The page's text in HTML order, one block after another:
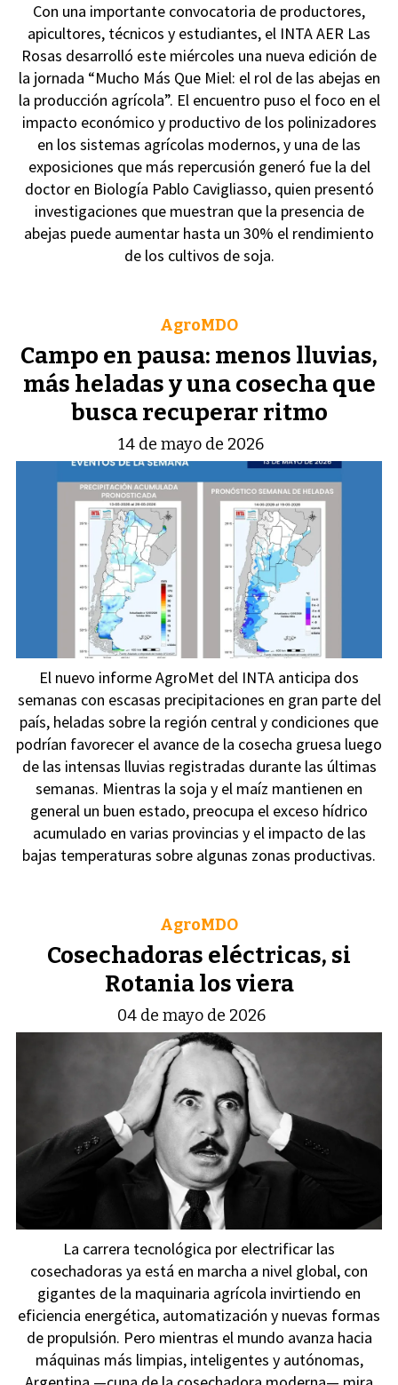
Con una importante convocatoria de productores,
apicultores, técnicos y estudiantes, el INTA AER Las
Rosas desarrolló este miércoles una nueva edición de
la jornada “Mucho Más Que Miel: el rol de las abejas en
la producción agrícola”. El encuentro puso el foco en el
impacto económico y productivo de los polinizadores
en los sistemas agrícolas modernos, y una de las
exposiciones que más repercusión generó fue la del
doctor en Biología Pablo Cavigliasso, quien presentó
investigaciones que muestran que la presencia de
abejas puede aumentar hasta un 30% el rendimiento
de los cultivos de soja.
Campo en pausa: menos lluvias,
más heladas y una cosecha que
busca recuperar ritmo
AgroMDO
14 de mayo de 2026
El nuevo informe AgroMet del INTA anticipa dos
semanas con escasas precipitaciones en gran parte del
país, heladas sobre la región central y condiciones que
podrían favorecer el avance de la cosecha gruesa luego
de las intensas lluvias registradas durante las últimas
semanas. Mientras la soja y el maíz mantienen en
general un buen estado, preocupa el exceso hídrico
acumulado en varias provincias y el impacto de las
bajas temperaturas sobre algunas zonas productivas.
Cosechadoras eléctricas, si
Rotania los viera
AgroMDO
04 de mayo de 2026
La carrera tecnológica por electrificar las
cosechadoras ya está en marcha a nivel global, con
gigantes de la maquinaria agrícola invirtiendo en
eficiencia energética, automatización y nuevas formas
de propulsión. Pero mientras el mundo avanza hacia
máquinas más limpias, inteligentes y autónomas,